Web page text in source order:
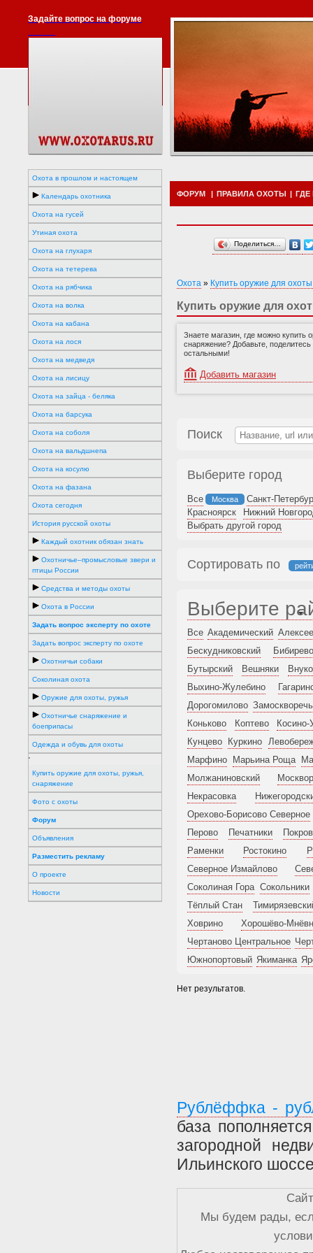
Задайте вопрос на форуме
Охота в прошлом и настоящем
Календарь охотника
Охота на гусей
Утиная охота
Охота на глухаря
Охота на тетерева
Охота на рябчика
Охота на волка
Охота на кабана
Охота на лося
Охота на медведя
Охота на лисицу
Охота на зайца - беляка
Охота на барсука
Охота на соболя
Охота на вальдшнепа
Охота на косулю
Охота на фазана
Охота сегодня
История русской охоты
Каждый охотник обязан знать
Охотничье–промысловые звери и
птицы России
Средства и методы охоты
Охота в России
Задать вопрос эксперту по охоте
Задать вопрос эксперту по охоте
Охотничьи собаки
Соколиная охота
Оружие для охоты, ружья
Охотничье снаряжение и
боеприпасы
Одежда и обувь для охоты
'
Купить оружие для охоты, ружья,
снаряжение
Фото с охоты
Форум
Объявления
Разместить рекламу
О проекте
Новости
ФОРУМ | ПРАВИЛА ОХОТЫ | ГДЕ
Поделиться…
Охота » Купить оружие для
Купить оружие для
Знаете магазин, где можно купить
снаряжение? Добавьте,
остальными!
Добавить магазин
Поиск
Выберите город
Все Москва
Санкт-
Красноярск
Нижний
Выбрать другой город
Сортировать по
Выберите
Все Академический
Бескудниковский
Бибирево
Бутырский
Вешняки
Выхино-Жулебино
Дорогомилово
Коньково
Коптево
Косино-
Кунцево
Куркино
Марфино
Марьина Роща
Молжаниновский
Некрасовка
Орехово-Борисово Северное
Перово
Печатники
Раменки
Ростокино
Северное Измайлово
Соколиная Гора Сокольники
Тёплый Стан
Ховрино
Хорошёво-
Чертаново Центральное
Южнопортовый Якиманка
Нет результатов.
Рублёффка -
база
загородной
Ильинского
Мы будем рады,